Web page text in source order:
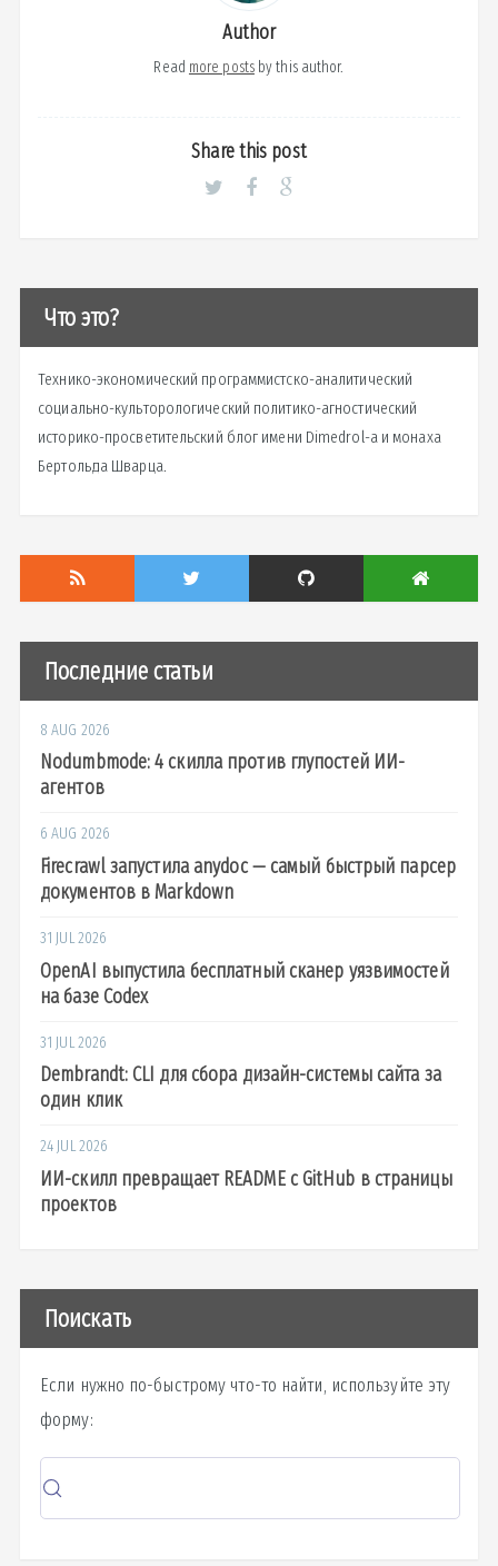
Author
Read more postsby this author.
Share this post
Что это?
Технико-экономический программистско-аналитический
социально-культорологический политико-агностический
историко-просветительский блог имени Dimedrol-a и монаха
Бертольда Шварца.
Последние статьи
8 AUG 2026
Nodumbmode: 4 скилла против глупостей ИИ-
агентов
6 AUG 2026
Firecrawl запустила anydoc — самый быстрый парсер
документов в Markdown
31 JUL 2026
OpenAI выпустила бесплатный сканер уязвимостей
на базе Codex
31 JUL 2026
Dembrandt: CLI для сбора дизайн-системы сайта за
один клик
24 JUL 2026
ИИ-скилл превращает README с GitHub в страницы
проектов
Поискать
Если нужно по-быстрому что-то найти, используйте эту
форму: